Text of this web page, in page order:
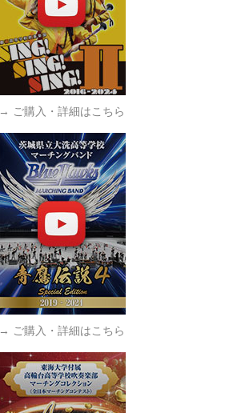
→ ご購入・詳細はこちら
→ ご購入・詳細はこちら